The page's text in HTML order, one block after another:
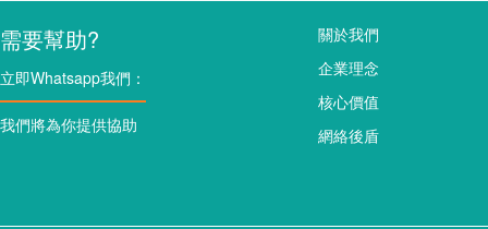
需要幫助?
立即Whatsapp我們：
我們將為你提供協助
關於我們
企業理念
核心價值
網絡後盾